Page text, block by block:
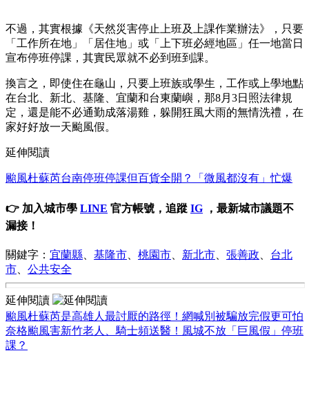
不過，其實根據《天然災害停止上班及上課作業辦法》，只要
「工作所在地」「居住地」或「上下班必經地區」任一地當日
宣布停班停課，其實民眾就不必到班到課。
換言之，即使住在龜山，只要上班族或學生，工作或上學地點
在台北、新北、基隆、宜蘭和台東蘭嶼，那8月3日照法律規
定，還是能不必通勤成落湯雞，躲開狂風大雨的無情洗禮，在
家好好放一天颱風假。
延伸閱讀
颱風杜蘇芮台南停班停課但百貨全開？「微風都沒有」忙爆
👉 加入城市學 LINE 官方帳號，追蹤 IG ，最新城市議題不
漏接！
關鍵字： 宜蘭縣 基隆市 桃園市 新北市 張善政
台北
市
公共安全
延伸閱讀
颱風杜蘇芮是高雄人最討厭的路徑！網喊別被騙放完假更可怕
奈格颱風害新竹老人、騎士頻送醫！風城不放「巨風假」停班
課？